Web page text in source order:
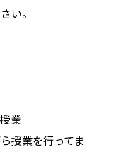
い。
業
授業を行ってま